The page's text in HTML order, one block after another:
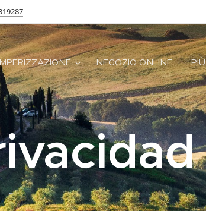
NEGOZIO ONLINE PIÙ